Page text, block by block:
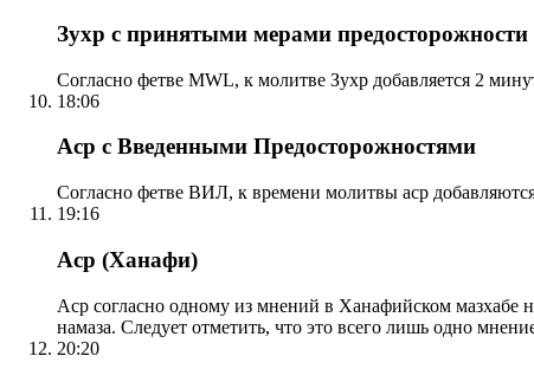
Зухр с принятыми мерами предосторожности
Согласно фетве MWL, к молитве Зухр добавляется 2
18:06
Аср с Введенными Предосторожностями
Согласно фетве ВИЛ, к времени молитвы аср
19:16
Аср (Ханафи)
Аср согласно одному из мнений в Ханафийском мазхабе
намаза. Следует отметить, что это всего лишь одно
20:20